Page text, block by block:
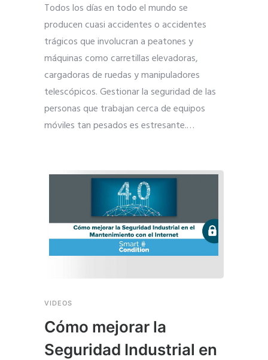
Todos los días en todo el mundo se
producen cuasi accidentes o accidentes
trágicos que involucran a peatones y
máquinas como carretillas elevadoras,
cargadoras de ruedas y manipuladores
telescópicos. Gestionar la seguridad de las
personas que trabajan cerca de equipos
móviles tan pesados es estresante.…
VIDEOS
Cómo mejorar la
Seguridad Industrial en